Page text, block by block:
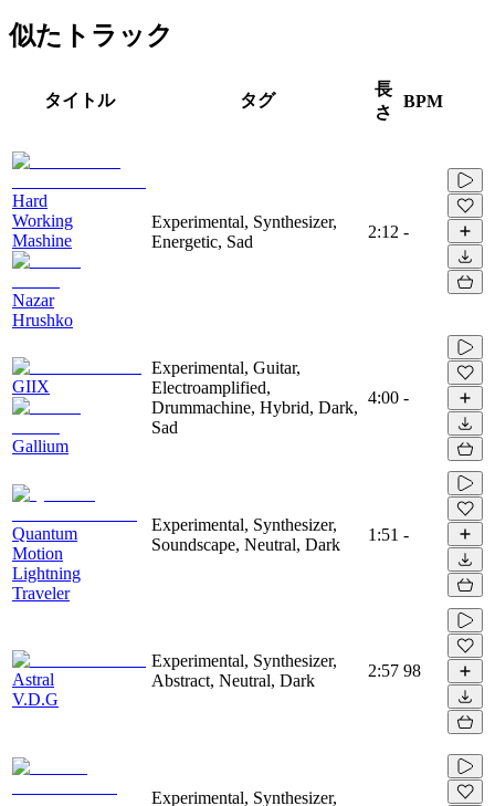
似たトラック
タイトル タグ
長
さ
BPM
Hard
Working
Mashine
Nazar
Hrushko
Experimental, Synthesizer,
Energetic, Sad
2:12 -
GIIX
Gallium
Experimental, Guitar,
Electroamplified,
Drummachine, Hybrid, Dark,
Sad
4:00 -
Quantum
Motion
Lightning
Traveler
Experimental, Synthesizer,
Soundscape, Neutral, Dark
1:51 -
Astral
V.D.G
Experimental, Synthesizer,
Abstract, Neutral, Dark
2:57 98
Experimental, Synthesizer,